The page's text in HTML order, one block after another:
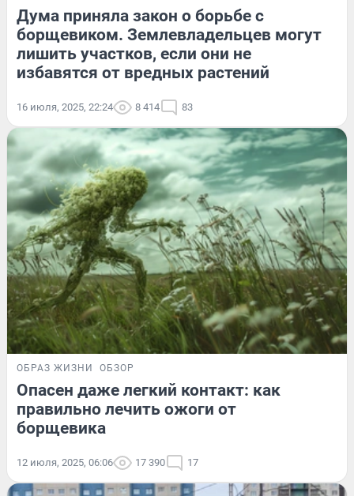
Дума приняла закон о борьбе с
борщевиком. Землевладельцев могут
лишить участков, если они не
избавятся от вредных растений
16 июля, 2025, 22:24 8 414 83
ОБРАЗ ЖИЗНИ ОБЗОР
Опасен даже легкий контакт: как
правильно лечить ожоги от
борщевика
12 июля, 2025, 06:06 17 390 17